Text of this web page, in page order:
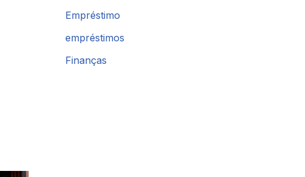
Empréstimo
empréstimos
Finanças